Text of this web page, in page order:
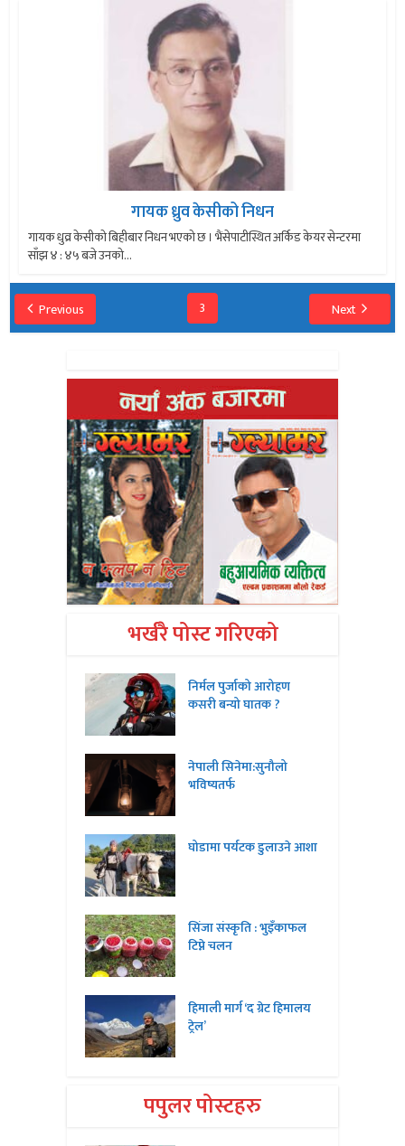
गायक ध्रुव केसीको निधन
गायक धुव्र केसीको बिहीबार निधन भएको छ । भैंसेपाटीस्थित अर्किड केयर सेन्टरमा
साँझ ४ : ४५ बजे उनको...
Previous 3 Next
भर्खरै पोस्ट गरिएको
निर्मल पुर्जाको आरोहण
कसरी बन्यो घातक ?
नेपाली सिनेमा:सुनौलो
भविष्यतर्फ
घोडामा पर्यटक डुलाउने आशा
सिंजा संस्कृति : भुइँकाफल
टिप्ने चलन
हिमाली मार्ग ‘द ग्रेट हिमालय
ट्रेल’
पपुलर पोस्टहरु